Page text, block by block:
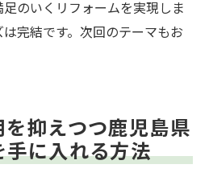
るリフォームのインスピレ
のいくリフォームを実現しま
完結です。次回のテーマもお
を抑えつつ鹿児島県
手に入れる方法